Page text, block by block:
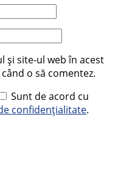
și site-ul web în acest
o să comentez.
Sunt de acord cu
confidențialitate.